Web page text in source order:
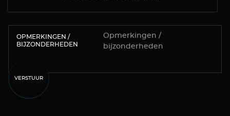
OPMERKINGEN /
BIJZONDERHEDEN
VERSTUUR